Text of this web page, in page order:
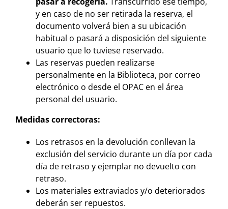
y en caso de no ser retirada la reserva, el
documento volverá bien a su ubicación
habitual o pasará a disposición del siguiente
usuario que lo tuviese reservado.
Las reservas pueden realizarse
personalmente en la Biblioteca, por correo
electrónico o desde el OPAC en el área
personal del usuario.
Medidas correctoras:
Los retrasos en la devolución conllevan la
exclusión del servicio durante un día por cada
día de retraso y ejemplar no devuelto con
retraso.
Los materiales extraviados y/o deteriorados
deberán ser repuestos.